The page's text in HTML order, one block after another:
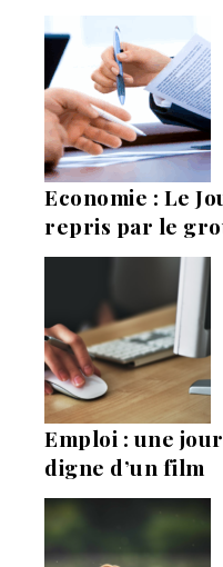
Economie : Le
repris par le
Emploi : une
digne d’un film